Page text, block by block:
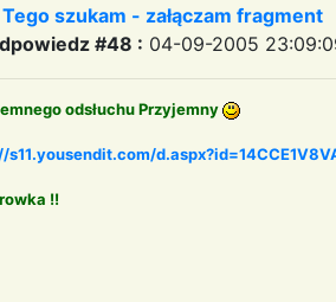
Tego szukam - załączam fragment
#48 : 04-09-2005
odsłuchu Przyjemny
s11.yousendit.com/
!!